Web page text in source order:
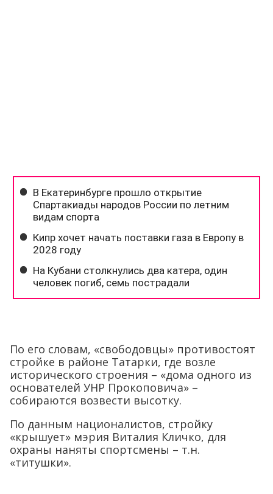
По его словам, «свободовцы» противостоят
стройке в районе Татарки, где возле
исторического строения – «дома одного из
основателей УНР Прокоповича» –
собираются возвести высотку.
По данным националистов, стройку
«крышует» мэрия Виталия Кличко, для
охраны наняты спортсмены – т.н.
«титушки».